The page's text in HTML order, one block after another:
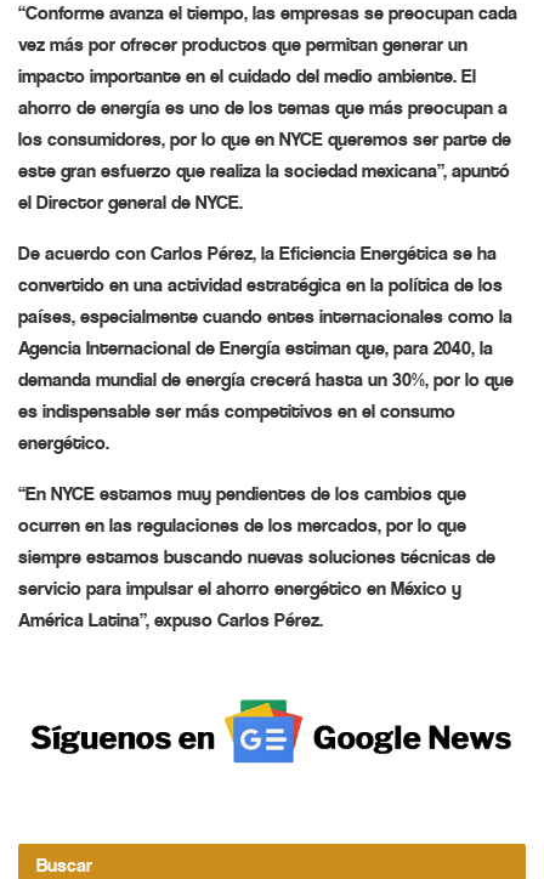
“Conforme avanza el tiempo, las empresas se preocupan cada
vez más por ofrecer productos que permitan generar un
impacto importante en el cuidado del medio ambiente. El
ahorro de energía es uno de los temas que más preocupan a
los consumidores, por lo que en NYCE queremos ser parte de
este gran esfuerzo que realiza la sociedad mexicana”, apuntó
el Director general de NYCE.
De acuerdo con Carlos Pérez, la Eficiencia Energética se ha
convertido en una actividad estratégica en la política de los
países, especialmente cuando entes internacionales como la
Agencia Internacional de Energía estiman que, para 2040, la
demanda mundial de energía crecerá hasta un 30%, por lo que
es indispensable ser más competitivos en el consumo
energético.
“En NYCE estamos muy pendientes de los cambios que
ocurren en las regulaciones de los mercados, por lo que
siempre estamos buscando nuevas soluciones técnicas de
servicio para impulsar el ahorro energético en México y
América Latina”, expuso Carlos Pérez.
Buscar